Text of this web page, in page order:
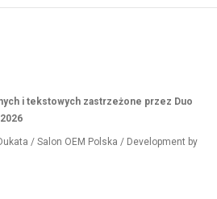
i tekstowych zastrzeżone przez Duo
/ Salon OEM Polska / Development by